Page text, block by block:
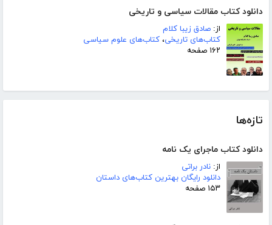
دانلود کتاب مقالات سیاسی و تاریخی
از: صادق زیبا کلام
کتاب‌های تاریخی، کتاب‌های علوم سیاسی
۱۶۲ صفحه
تازه‌ها
دانلود کتاب ماجرای یک نامه
از: نادر براتی
دانلود رایگان بهترین کتاب‌های داستان
۱۵۳ صفحه